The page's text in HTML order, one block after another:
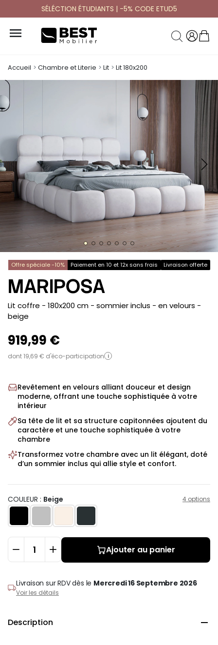
SÉLÉCTION ÉTUDIANTS | -5% CODE ETUD5

Accueil Chambre et Literie Lit Lit 180x200
Offre spéciale -10% Paiement en 10 et 12x sans frais Livraison offerte
MARIPOSA
-
Lit coffre - 180x200 cm - sommier inclus - en velours -
beige
919,99 €
dont 19,69 € d'éco-participation i
Revêtement en velours alliant douceur et design
moderne, offrant une touche sophistiquée à votre
intérieur
Sa tête de lit et sa structure capitonnées ajoutent du
caractère et une touche sophistiquée à votre
chambre
Transformez votre chambre avec un lit élégant, doté
d’un sommier inclus qui allie style et confort.
COULEUR : Beige 4 options
Ajouter au panier
Livraison sur RDVdès le Mercredi 16 Septembre 2026
Voir les détails
Description 